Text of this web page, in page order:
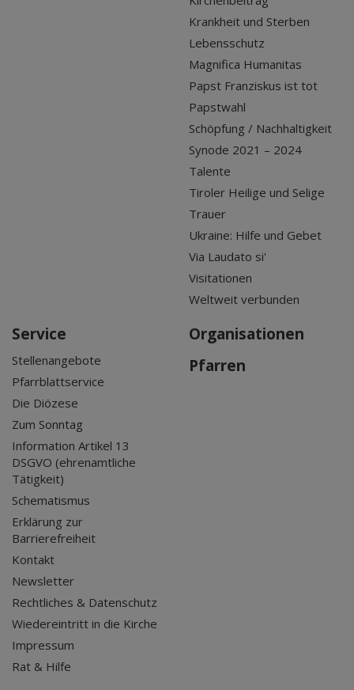
Krankheit und Sterben
Lebensschutz
Magnifica Humanitas
Papst Franziskus ist tot
Papstwahl
Schöpfung / Nachhaltigkeit
Synode 2021 – 2024
Talente
Tiroler Heilige und Selige
Trauer
Ukraine: Hilfe und Gebet
Via Laudato si'
Visitationen
Weltweit verbunden
Service
Stellenangebote
Pfarrblattservice
Die Diözese
Zum Sonntag
Information Artikel 13
DSGVO (ehrenamtliche
Tätigkeit)
Schematismus
Erklärung zur
Barrierefreiheit
Kontakt
Newsletter
Rechtliches & Datenschutz
Wiedereintritt in die Kirche
Impressum
Rat & Hilfe
Organisationen
Pfarren